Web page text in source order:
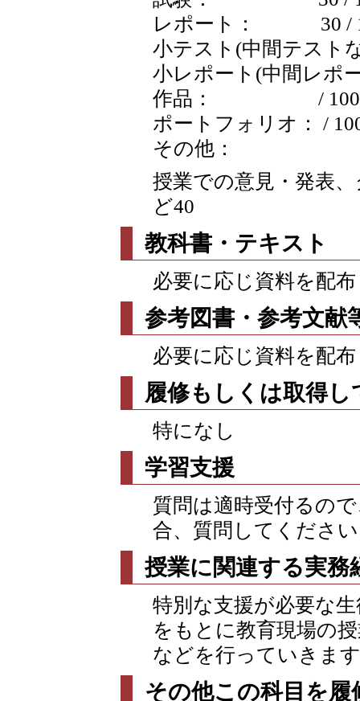
レポート： 30 /
小テスト(中間テスト
小レポート(中間レポ
作品： / 100
ポートフォリオ： /
その他：
授業での意見・発表
ど40
教科書・テキスト
必要に応じ資料を配布
参考図書・参考文献
必要に応じ資料を配布
履修もしくは取得
特になし
学習支援
質問は適時受付るの
合、質問してくださ
授業に関連する実務
特別な支援が必要な
をもとに教育現場の
などを行っていきま
その他この科目を